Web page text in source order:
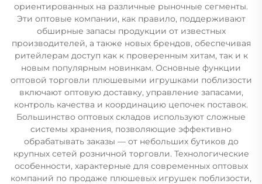
ориентированных на различные рыночные сегменты.
Эти оптовые компании, как правило, поддерживают
обширные запасы продукции от известных
производителей, а также новых брендов, обеспечивая
ритейлерам доступ как к проверенным хитам, так и к
новым популярным новинкам. Основные функции
оптовой торговли плюшевыми игрушками поблизости
включают оптовую доставку, управление запасами,
контроль качества и координацию цепочек поставок.
Большинство оптовых складов используют сложные
системы хранения, позволяющие эффективно
обрабатывать заказы — от небольших бутиков до
крупных сетей розничной торговли. Технологические
особенности, характерные для современных оптовых
компаний по продаже плюшевых игрушек поблизости,